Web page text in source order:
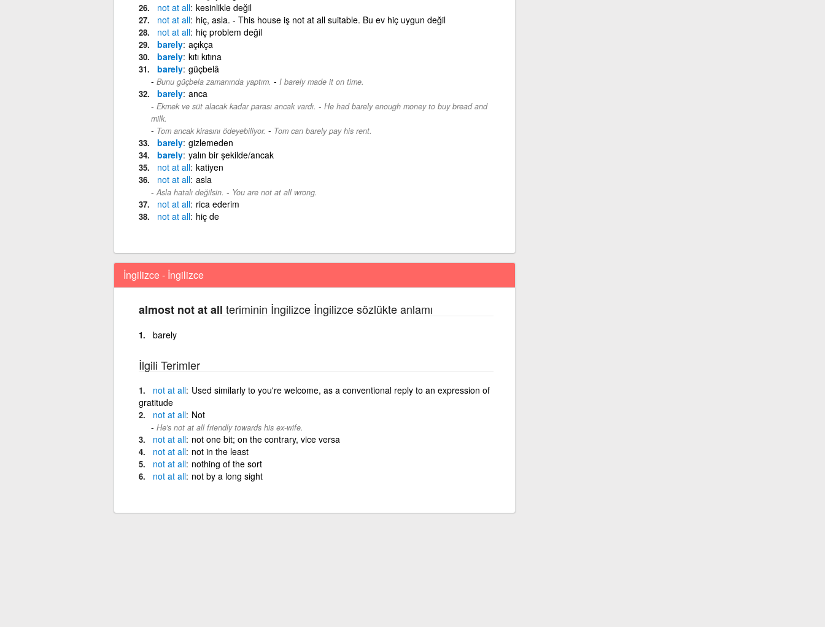
not at all kesinlikle değil
not at all hiç, asla. - This house iş not at all suitable. Bu ev hiç uygun değil
not at all hiç problem değil
barely açıkça
barely kıtı kıtına
barely güçbelâ
Bunu güçbela zamanında yaptım. - I barely made it on time.
barely anca
Ekmek ve süt alacak kadar parası ancak vardı. - He had barely enough money to buy bread and
milk.
Tom ancak kirasını ödeyebiliyor. - Tom can barely pay his rent.
barely gizlemeden
barely yalın bir şekilde/ancak
not at all katiyen
not at all asla
Asla hatalı değilsin. - You are not at all wrong.
not at all rica ederim
not at all hiç de
İngilizce - İngilizce
almost not at all teriminin İngilizce İngilizce sözlükte anlamı
barely
İlgili Terimler
not at all Used similarly to you're welcome, as a conventional reply to an expression of
gratitude
not at all Not
He's not at all friendly towards his ex-wife.
not at all not one bit; on the contrary, vice versa
not at all not in the least
not at all nothing of the sort
not at all not by a long sight